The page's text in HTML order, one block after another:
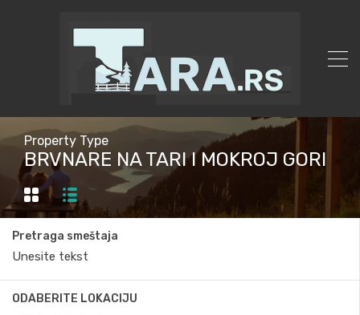
Property Type
BRVNARE NA TARI I MOKROJ GORI
Pretraga smeštaja
ODABERITE LOKACIJU